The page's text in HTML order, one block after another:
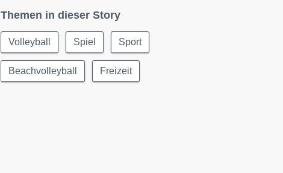
Themen in dieser Story
Volleyball Spiel Sport
Beachvolleyball Freizeit